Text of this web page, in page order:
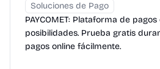
Soluciones de Pago
PAYCOMET: Plataforma de
posibilidades. Prueba gratis
pagos online fácilmente.